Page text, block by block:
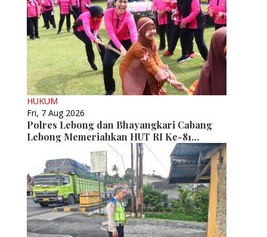
HUKUM
Fri, 7 Aug 2026
Polres Lebong dan Bhayangkari Cabang
Lebong Memeriahkan HUT RI Ke-81…